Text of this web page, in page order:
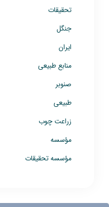
تحقیقات
جنگل
ایران
منابع طبیعی
صنوبر
طبیعی
زراعت چوب
مؤسسه
مؤسسه تحقیقات